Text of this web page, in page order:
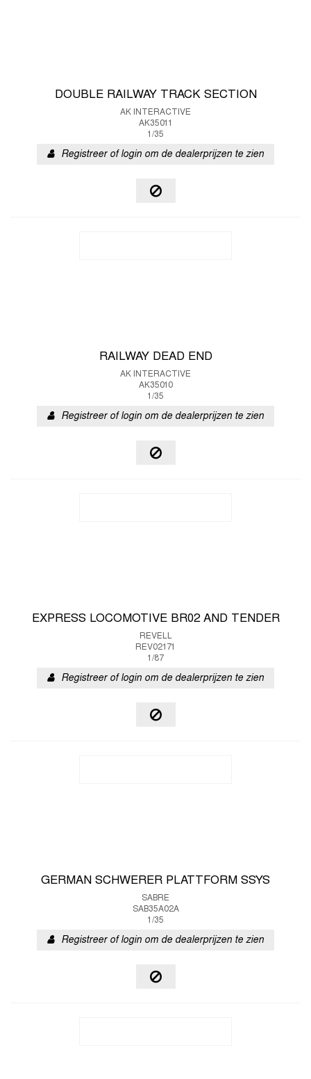
DOUBLE RAILWAY TRACK SECTION
AK INTERACTIVE
AK35011
1/35
Registreer of login om de dealerprijzen te zien
RAILWAY DEAD END
AK INTERACTIVE
AK35010
1/35
Registreer of login om de dealerprijzen te zien
EXPRESS LOCOMOTIVE BR02 AND TENDER
REVELL
REV02171
1/87
Registreer of login om de dealerprijzen te zien
GERMAN SCHWERER PLATTFORM SSYS
SABRE
SAB35A02A
1/35
Registreer of login om de dealerprijzen te zien